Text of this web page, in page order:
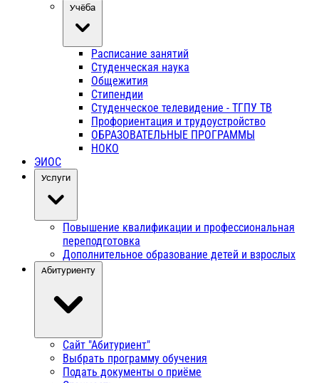
Учёба
Расписание занятий
Студенческая наука
Общежития
Стипендии
Студенческое телевидение - ТГПУ ТВ
Профориентация и трудоустройство
ОБРАЗОВАТЕЛЬНЫЕ ПРОГРАММЫ
НОКО
ЭИОС
Услуги
Повышение квалификации и профессиональная
переподготовка
Дополнительное образование детей и взрослых
Абитуриенту
Сайт "Абитуриент"
Выбрать программу обучения
Подать документы о приёме